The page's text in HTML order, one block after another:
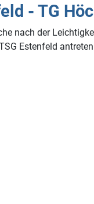
- TG
nach der
Estenfeld